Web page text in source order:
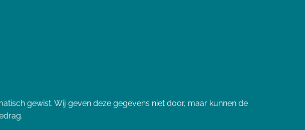
gewist. Wij geven deze gegevens niet door, maar kunnen de